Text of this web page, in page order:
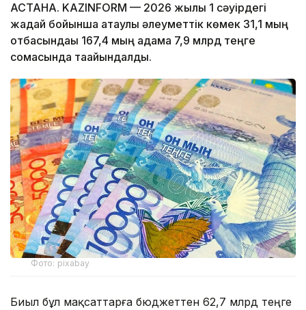
АСТАНА. KAZINFORM — 2026 жылғы 1 сәуірдегі
жағдай бойынша атаулы әлеуметтік көмек 31,1 мың
отбасындағы 167,4 мың адамға 7,9 млрд теңге
сомасында тағайындалды.
Фото: pixabay
Биыл бұл мақсаттарға бюджеттен 62,7 млрд теңге